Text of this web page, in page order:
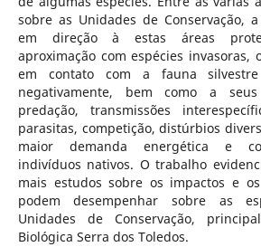
sobre as Unidades de Conservação,
em direção à estas áreas
aproximação com espécies invasoras,
em contato com a fauna
negativamente, bem como a
predação, transmissões
parasitas, competição, distúrbios
maior demanda energética e
indivíduos nativos. O trabalho
mais estudos sobre os impactos e
podem desempenhar sobre as
Unidades de Conservação,
Biológica Serra dos Toledos.